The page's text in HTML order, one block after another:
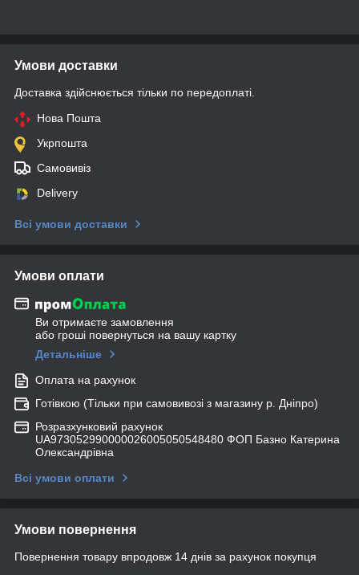
Умови доставки
Доставка здійснюється тільки по передоплаті.
Нова Пошта
Укрпошта
Самовивіз
Delivery
Всі умови доставки
Умови оплати
Ви отримаєте замовлення
або гроші повернуться на вашу картку
Детальніше
Оплата на рахунок
Готівкою (Тільки при самовивозі з магазину р. Дніпро)
Розразхунковий рахунок
UA973052990000026005050548480 ФОП Базно Катерина
Олександрівна
Всі умови оплати
Умови повернення
Повернення товару впродовж 14 днів за рахунок покупця